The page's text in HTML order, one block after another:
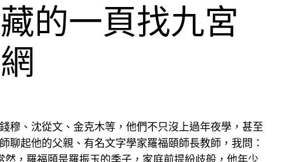
的一頁找九宮
穆、沈從文、金克木等，他們不只沒上過年夜學，甚至
起他的父親、有名文字學家羅福頤師長教師，我問：
，羅福頤是羅振玉的季子，家庭前提紛歧般，他年少